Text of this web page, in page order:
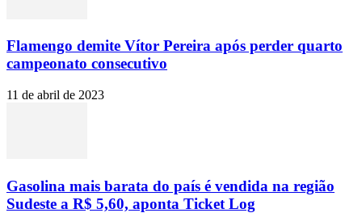
Flamengo demite Vítor Pereira após perder quarto
campeonato consecutivo
11 de abril de 2023
Gasolina mais barata do país é vendida na região
Sudeste a R$ 5,60, aponta Ticket Log